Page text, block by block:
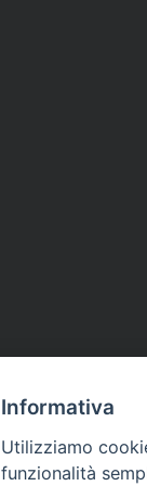
Informativa
Utilizziamo
funzionalità